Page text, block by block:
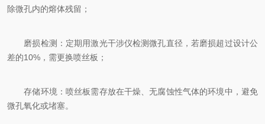
除微孔内的熔体残留；
磨损检测：定期用激光干涉仪检测微孔直径，若磨损超过设计公
差的10%，需更换喷丝板；
存储环境：喷丝板需存放在干燥、无腐蚀性气体的环境中，避免
微孔氧化或堵塞。